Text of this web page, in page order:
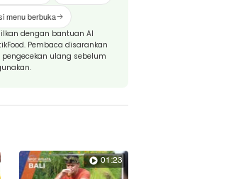
menu berbuka
dengan bantuan AI
Pembaca disarankan
ulang sebelum
01:23